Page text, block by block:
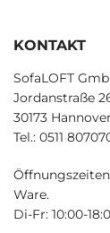
KONTAKT
SofaLOFT
Jordanstraße
30173 Hannover
Tel.: 0511
Ware.
Di-Fr: 10:00-